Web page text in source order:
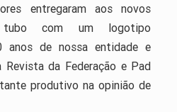
entregaram aos novos
com um logotipo
anos de nossa entidade e
da Federação e Pad
produtivo na opinião de